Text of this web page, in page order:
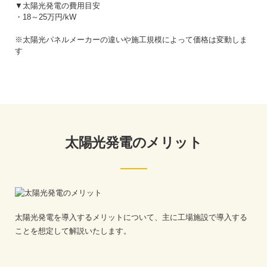
▼太陽光発電の費用目安
・18～25万円/kW
※太陽光パネルメーカーの違いや施工規模によって価格は変動しま
す
太陽光発電のメリット
太陽光発電を導入するメリットについて、主に工場施設で導入する
ことを想定して解説いたします。